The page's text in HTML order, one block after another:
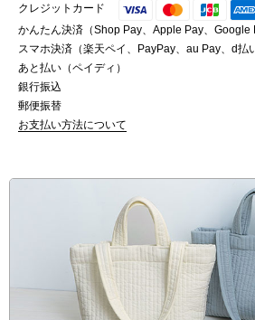
クレジットカード
かんたん決済（Shop Pay、Apple Pay、Google
スマホ決済（楽天ペイ、PayPay、au Pay、d払
あと払い（ペイディ）
銀行振込
郵便振替
お支払い方法について